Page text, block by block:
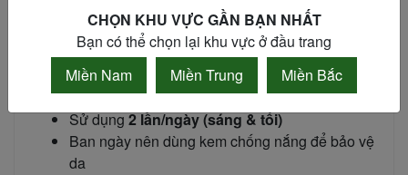
Lấy1 viên nang Vitamin + geltheo tỷ lệ phù
hợp:
Da dầu: tăng gel
Da khô: tăng viên nang
Trộn đều và thoa lên mặt & cổ
Sử dụng2 lần/ngày (sáng & tối)
Ban ngày nên dùng kem chống nắng để bảo vệ
da
CHỌN KHU VỰC GẦN BẠN NHẤT
Bạn có thể chọn lại khu vực ở đầu trang
Miền Nam
Miền Trung Miền Bắc